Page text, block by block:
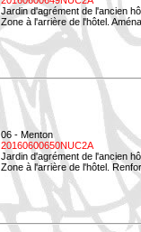
Jardin d'agrément de l'ancien
Zone à l'arrière de l'hôtel.
06 - Menton
20160600650NUC2A
Jardin d'agrément de l'ancien
Zone à l'arrière de l'hôtel.